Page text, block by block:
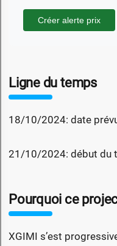
Créer alerte prix
Ligne du temps
18/10/2024: date
21/10/2024: début du
Pourquoi ce
XGIMI s’est